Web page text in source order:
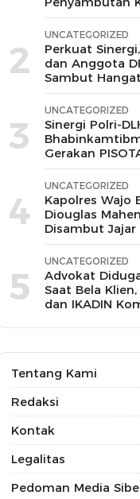
2
UNCATEGORIZED
Perkuat
dan Anggota
Sambut
Silaturahmi
yang Baru,
3
UNCATEGORIZED
Sinergi Polri-
Gerakan
Motor Sampah
4
UNCATEGORIZED
Kapolres Wajo
Diouglas
Disambut
dan Tari
5
UNCATEGORIZED
Advokat
Saat Bela Klien,
dan IKADIN
Dugaan
Tentang Kami
Redaksi
Kontak
Legalitas
Pedoman Media